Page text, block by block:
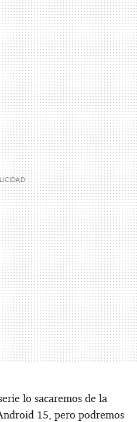
lo sacaremos de la
15, pero podremos